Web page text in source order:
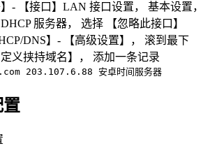
- 【接口】LAN 接口设置， 基本设置，
服务器， 选择 【忽略此接口】
DNS】- 【高级设置】， 滚到最下
义挟持域名】， 添加一条记录
203.107.6.88 安卓时间服务器
置